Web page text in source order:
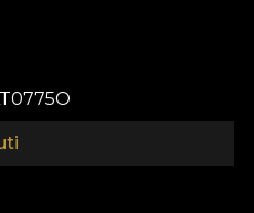
de armonie și poezie
proiecte de design
ferestrele ca
adăuga o notă